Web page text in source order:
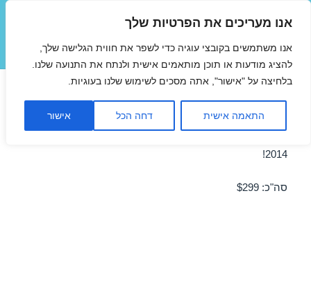
אנו מעריכים את הפרטיות שלך
אנו משתמשים בקובצי עוגיה כדי לשפר את חווית הגלישה שלך,
להציג מודעות או תוכן מותאמים אישית ולנתח את התנועה שלנו.
בלחיצה על "אישור", אתה מסכים לשימוש שלנו בעוגיות.
התאמה אישית דחה הכל אישור
תפריטים
ווידג'טים
טיסה לקוס 23/08/2014
2014!
סה"כ: $299